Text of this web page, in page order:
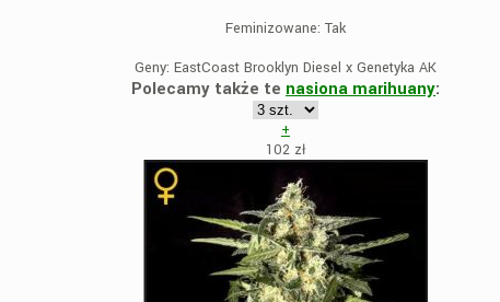
Feminizowane: Tak
Geny: EastCoast Brooklyn Diesel x Genetyka AK
Polecamy także te nasiona marihuany:
+
102 zł